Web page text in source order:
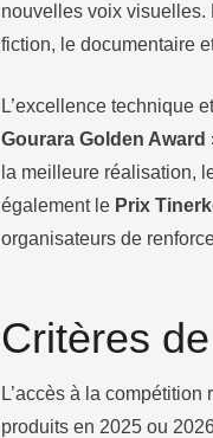
nouvelles voix visuelles.
fiction, le documentaire
L’excellence technique
Gourara Golden Award
la meilleure réalisation,
également le Prix
organisateurs de
Critères
L’accès à la
produits en 2025 ou